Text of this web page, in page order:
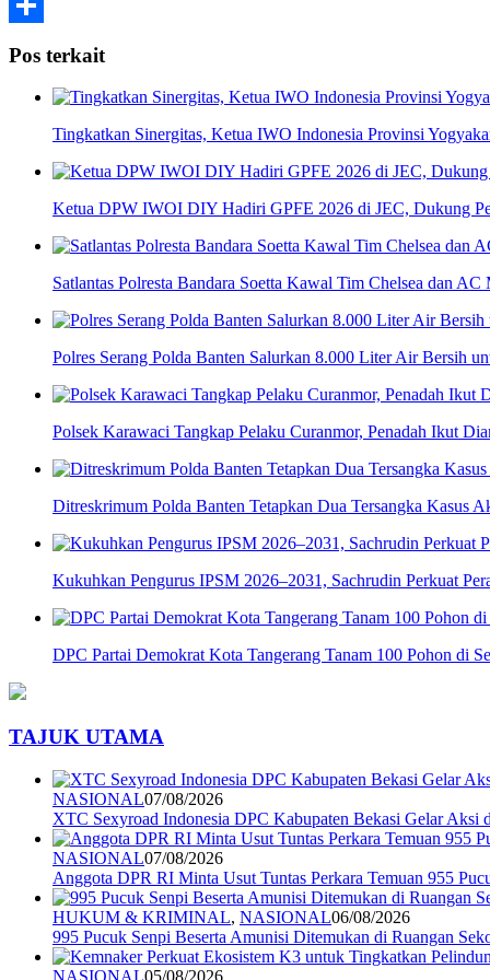
Telegram
Pos terkait
Tingkatkan Sinergitas, Ketua IWO Indonesia Provinsi
Ketua DPW IWOI DIY Hadiri GPFE 2026 di JEC, Dukung
Satlantas Polresta Bandara Soetta Kawal Tim Chelsea dan
Polres Serang Polda Banten Salurkan 8.000 Liter Air Bersih
Polsek Karawaci Tangkap Pelaku Curanmor, Penadah Ikut
Ditreskrimum Polda Banten Tetapkan Dua Tersangka Kasus
Kukuhkan Pengurus IPSM 2026–2031, Sachrudin Perkuat
DPC Partai Demokrat Kota Tangerang Tanam 100 Pohon di
TAJUK UTAMA
NASIONAL07/08/2026
XTC Sexyroad Indonesia DPC Kabupaten Bekasi Gelar
NASIONAL07/08/2026
Anggota DPR RI Minta Usut Tuntas Perkara Temuan 955
HUKUM & KRIMINAL, NASIONAL06/08/2026
995 Pucuk Senpi Beserta Amunisi Ditemukan di Ruangan
NASIONAL05/08/2026